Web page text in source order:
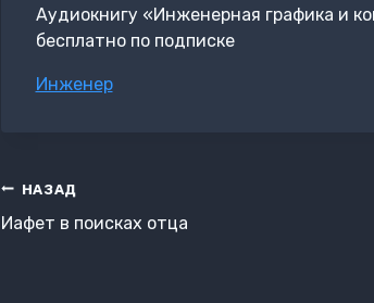
Аудиокнигу «Инженерная графика и
бесплатно по подписке
Метки
Инженер
Навигация
по
НАЗАД
Иафет в поисках отца